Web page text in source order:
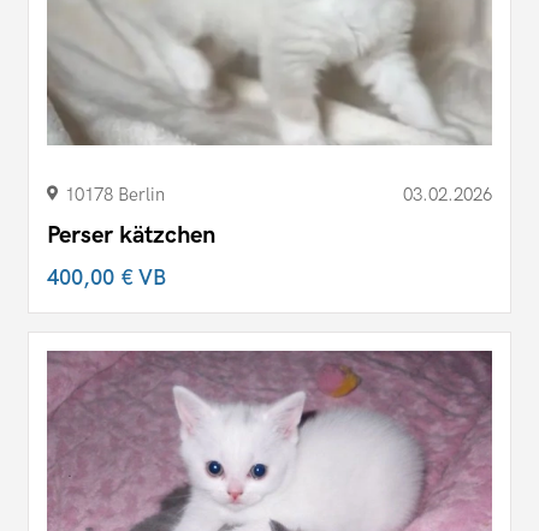
10178 Berlin 03.02.2026
Perser kätzchen
400,00 €VB